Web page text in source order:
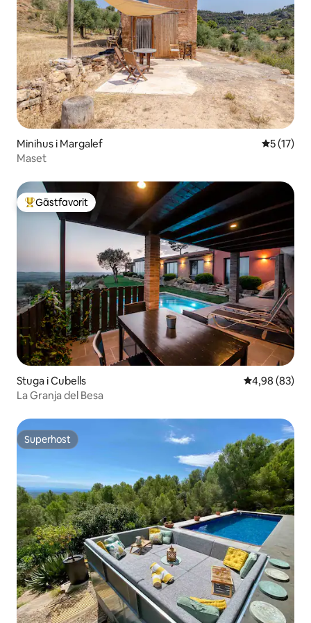
Minihus i Margalef 5 av 5 i
5 (17)
Maset
Populär gästfavorit
Gästfavorit
Stuga i Cubells 4,98 av 5 i
4,98 (83)
La Granja del Besa
Superhost
Superhost